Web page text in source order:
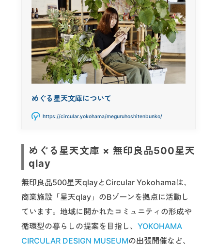
めぐる星天文庫について
https://circular.yokohama/meguruhoshitenbunko/
めぐる星天文庫 × 無印良品500星天
qlay
無印良品500星天qlayとCircular Yokohamaは、
商業施設「星天qlay」のBゾーンを拠点に活動し
ています。地域に開かれたコミュニティの形成や
循環型の暮らしの提案を目指し、 YOKOHAMA
CIRCULAR DESIGN MUSEUMの出張開催など、